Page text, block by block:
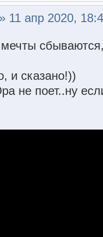
11 апр 2020,
мечты
и сказано!))
не поет..ну